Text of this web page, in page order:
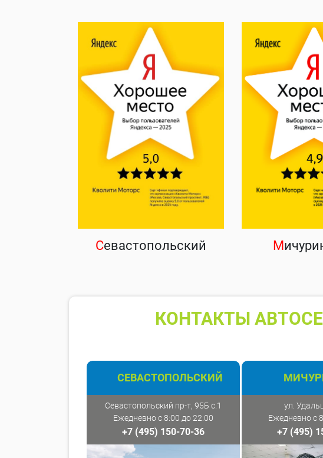
Севастопольский М
КОНТАКТЫ
СЕВАСТОПОЛЬСКИЙ
Севастопольский пр-т, 95Б с.1
Ежедневно с 8:00 до 22:00
+7 (495) 150-70-36
ул.
Ежедневно с
+7 (495)